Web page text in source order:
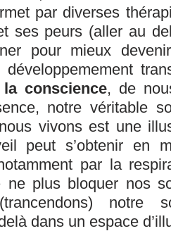
par diverses
ses peurs (aller au
pour mieux
conscience, de
notre véritable
vivons est une
peut s’obtenir en
par la
ne plus bloquer nos
notre
dans un espace